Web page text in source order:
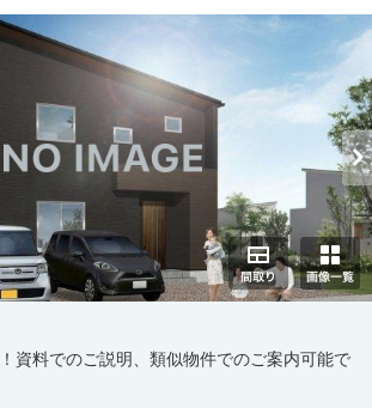
資料でのご説明、類似物件でのご案内可能で